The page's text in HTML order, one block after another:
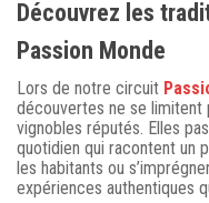
Découvrez les
Passion Monde
Lors de notre circuit
découvertes ne se limitent
vignobles réputés. Elles
quotidien qui racontent un
les habitants ou
expériences authentiques